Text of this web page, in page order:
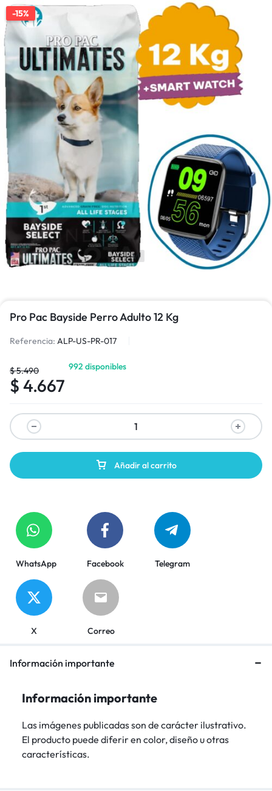
1/1
-15%
Pro Pac Bayside Perro Adulto 12 Kg
Referencia: ALP-US-PR-017
$5.490
$ 4.667
992 disponibles
Añadir al carrito
WhatsApp Facebook Telegram
X Correo
Información importante
Información importante
Las imágenes publicadas son de carácter ilustrativo.
El producto puede diferir en color, diseño u otras
características.